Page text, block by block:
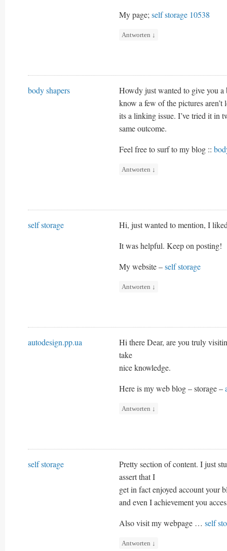
My page;self storage 10538
Antworten ↓
body shapers
Howdy just wanted to give you a
know a few of the pictures
its a linking issue. I’ve tried it in
same outcome.
Feel free to surf to my blog ::
Antworten ↓
self storage
Hi, just wanted to mention, I
It was helpful. Keep on posting!
My website –self storage
Antworten ↓
autodesign.pp.ua
Hi there Dear, are you truly
take
nice knowledge.
Here is my web blog – storage –
Antworten ↓
self storage
Pretty section of content. I just
assert that I
get in fact enjoyed account your
and even I achievement you
Also visit my webpage … self
Antworten ↓